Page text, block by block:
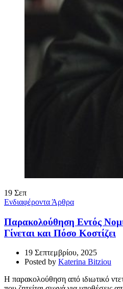
19 Σεπ
Ενδιαφέροντα Άρθρα
Παρακολούθηση Εντός
Γίνεται και Πόσο Κοστίζει
19 Σεπτεμβρίου, 2025
Posted by Katerina Bitziou
Η παρακολούθηση από ιδιωτικό